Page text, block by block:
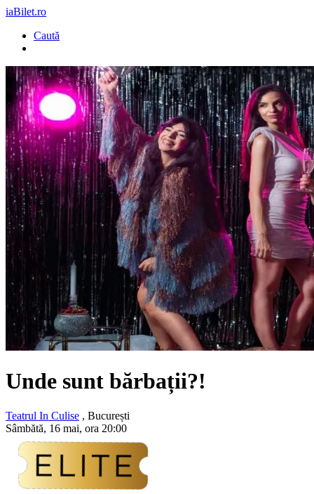
iaBilet.ro
Caută
Unde sunt bărbații?!
Teatrul In Culise , București
Sâmbătă, 16 mai, ora 20:00